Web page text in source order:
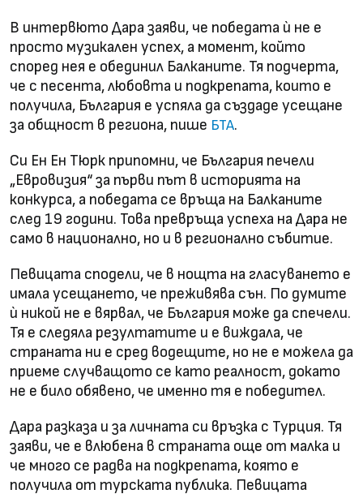
В интервюто Дара заяви, че победата ѝ не е
просто музикален успех, а момент, който
според нея е обединил Балканите. Тя подчерта,
че с песента, любовта и подкрепата, които е
получила, България е успяла да създаде усещане
за общност в региона, пише БТА.
Си Ен Ен Тюрк припомни, че България печели
„Евровизия“ за първи път в историята на
конкурса, а победата се връща на Балканите
след 19 години. Това превръща успеха на Дара не
само в национално, но и в регионално събитие.
Певицата сподели, че в нощта на гласуването е
имала усещането, че преживява сън. По думите
ѝ никой не е вярвал, че България може да спечели.
Тя е следяла резултатите и е виждала, че
страната ни е сред водещите, но не е можела да
приеме случващото се като реалност, докато
не е било обявено, че именно тя е победител.
Дара разказа и за личната си връзка с Турция. Тя
заяви, че е влюбена в страната още от малка и
че много се радва на подкрепата, която е
получила от турската публика. Певицата